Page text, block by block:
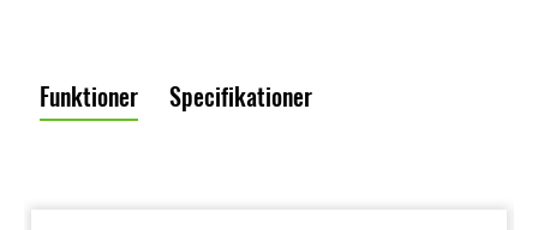
Funktioner Specifikationer